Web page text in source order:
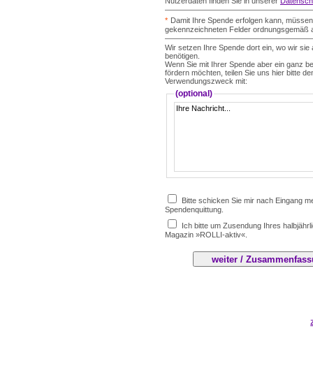
* Damit Ihre Spende erfolgen kann,
gekennzeichneten Felder ordnungsgemäß
Wir setzen Ihre Spende dort ein, wo wir sie
benötigen.
Wenn Sie mit Ihrer Spende aber ein ganz
fördern möchten, teilen Sie uns hier bitte
Verwendungszweck mit:
(optional)
Bitte schicken Sie mir nach Eingang
Spendenquittung.
Ich bitte um Zusendung Ihres
Magazin »ROLLI-aktiv«.